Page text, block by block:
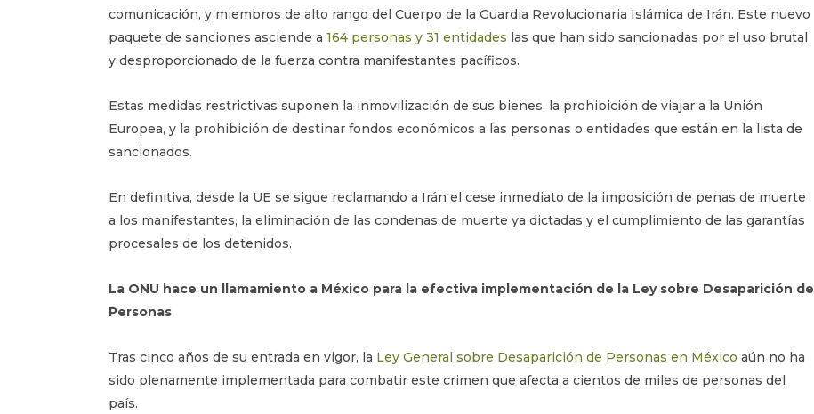
comunicación, y miembros de alto rango del Cuerpo de la Guardia Revolucionaria Islámica de Irán. Este nuevo
paquete de sanciones asciende a 164 personas y 31 entidades las que han sido sancionadas por el uso brutal
y desproporcionado de la fuerza contra manifestantes pacíficos.
Estas medidas restrictivas suponen la inmovilización de sus bienes, la prohibición de viajar a la Unión
Europea, y la prohibición de destinar fondos económicos a las personas o entidades que están en la lista de
sancionados.
En definitiva, desde la UE se sigue reclamando a Irán el cese inmediato de la imposición de penas de muerte
a los manifestantes, la eliminación de las condenas de muerte ya dictadas y el cumplimiento de las garantías
procesales de los detenidos.
La ONU hace un llamamiento a México para la efectiva implementación de la Ley sobre Desaparición de
Personas
Tras cinco años de su entrada en vigor, la Ley General sobre Desaparición de Personas en México aún no ha
sido plenamente implementada para combatir este crimen que afecta a cientos de miles de personas del
país.